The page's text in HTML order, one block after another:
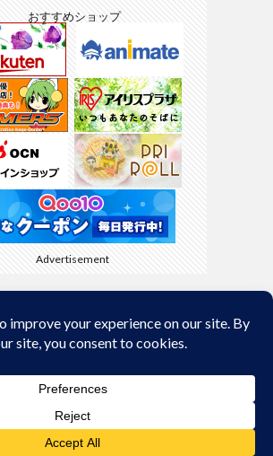
おすすめショップ
Advertisement
Back to Top
© Copyright 2026kyamaBlog